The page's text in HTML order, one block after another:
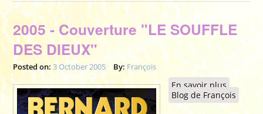
2005 - Couverture "LE SOUFFLE
DES DIEUX"
Posted on: 3 October 2005 By:François
En savoir plus à propos
de 2005 -
Blog de François